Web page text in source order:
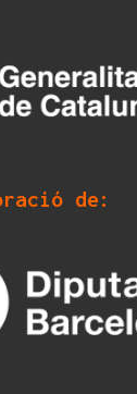
de: